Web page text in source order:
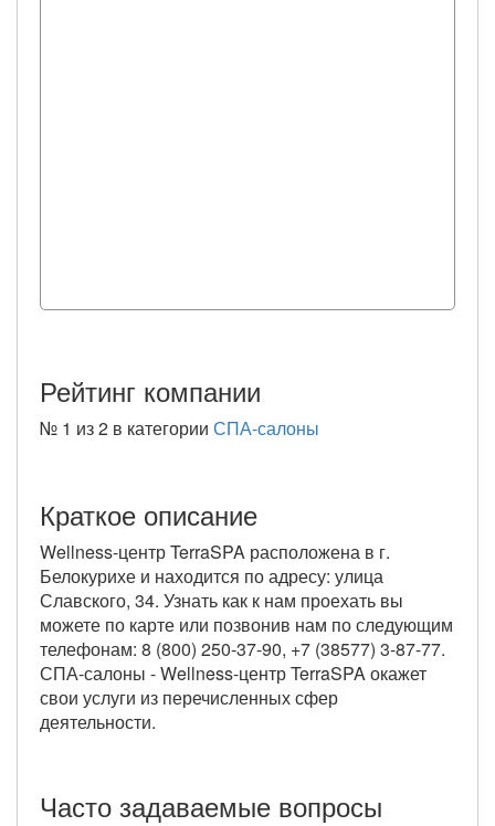
Рейтинг компании
№ 1 из 2 в категории СПА-салоны
Краткое описание
Wellness-центр TerraSPA расположена в г.
Белокурихе и находится по адресу: улица
Славского, 34. Узнать как к нам проехать вы
можете по карте или позвонив нам по следующим
телефонам: 8 (800) 250-37-90, +7 (38577) 3-87-77.
СПА-салоны - Wellness-центр TerraSPA окажет
свои услуги из перечисленных сфер
деятельности.
Часто задаваемые вопросы